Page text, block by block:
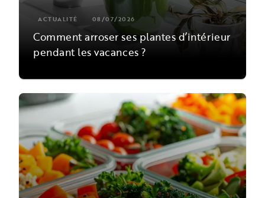
ACTUALITÉ 08/07/2026
Comment arroser ses plantes d’intérieur
pendant les vacances ?